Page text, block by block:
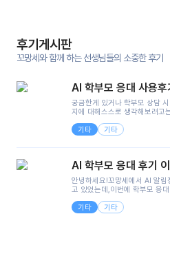
후기게시판
꼬망세와 함께 하는 선생님들의 소중한 후기
AI 학부모 응대 사용후
궁금한게 있거나 학부모 상담
지에 대해스스로 생각해보려고
려니 어려울때가...^^(저만 그런
피티나 제미나이는 몇세이고
정보를 제공하면서 물어봐야할
으셔서 고민이 됐는데ai 학부모
면..)그리고 제가 신입 때 이게
좋은거 같아요지금은 그래도
말 어려워서 항상다른 선생님
쓸 때도 좀 도움이 되는 거 같아
기타 기타
AI 학부모 응대 후기
안녕하세요!꼬망세에서 AI 알
고 있었는데,이번에 학부모 응
님 응대에 더 많은 부담을 느끼
겪은 일과 학부모님께 전달드
기타 기타